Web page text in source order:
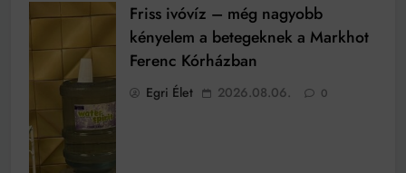
Friss ivóvíz – még nagyobb
kényelem a betegeknek a Markhot
Ferenc Kórházban
Egri Élet 2026.08.06. 0